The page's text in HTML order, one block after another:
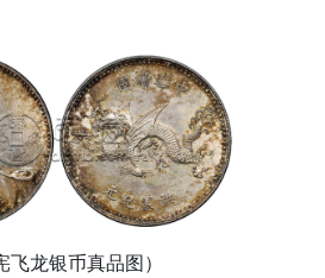
飞龙银币真品图）